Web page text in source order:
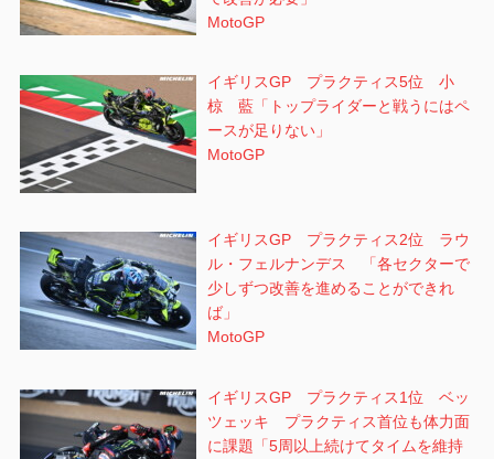
MotoGP
イギリスGP プラクティス5位 小
椋 藍「トップライダーと戦うにはペ
ースが足りない」
MotoGP
イギリスGP プラクティス2位 ラウ
ル・フェルナンデス 「各セクターで
少しずつ改善を進めることができれ
ば」
MotoGP
イギリスGP プラクティス1位 ベッ
ツェッキ プラクティス首位も体力面
に課題「5周以上続けてタイムを維持